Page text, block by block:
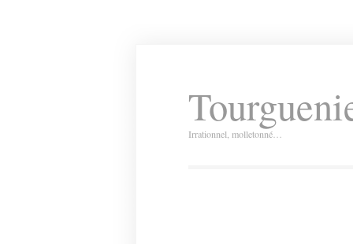
Irrationnel, molletonné…